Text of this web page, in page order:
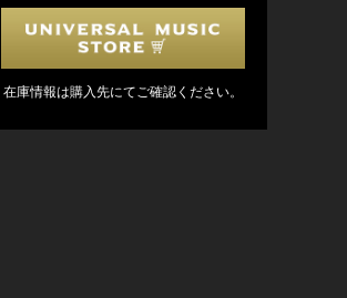
在庫情報は購入先にてご確認ください。